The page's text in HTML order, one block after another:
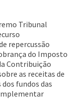
Tribunal
repercussão
do Imposto
Contribuição
as receitas de
fundos das